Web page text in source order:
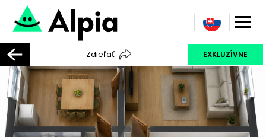
Zdieľať EXKLUZÍVNE